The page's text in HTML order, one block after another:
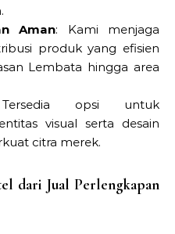
Aman: Kami menjaga
produk yang efisien
Lembata hingga area
opsi untuk
visual serta desain
citra merek.
dari Jual Perlengkapan